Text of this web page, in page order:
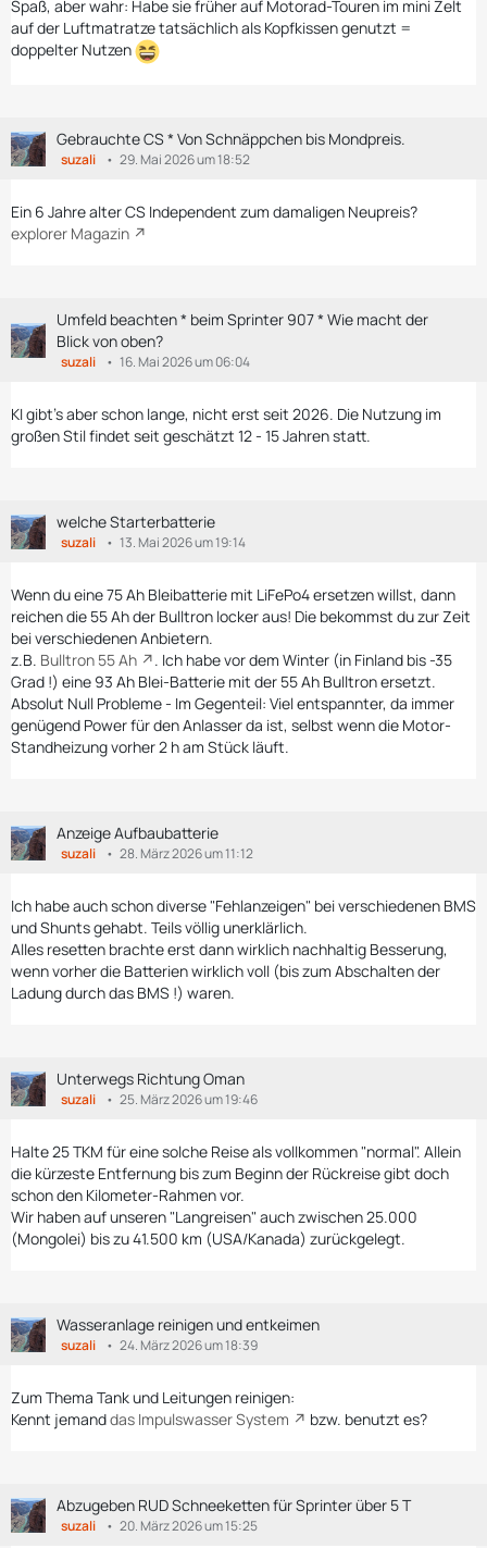
Spaß, aber wahr: Habe sie früher auf Motorad-Touren im mini Zelt
auf der Luftmatratze tatsächlich als Kopfkissen genutzt =
doppelter Nutzen
Gebrauchte CS * Von Schnäppchen bis Mondpreis.
suzali 29. Mai 2026 um 18:52
Ein 6 Jahre alter CS Independent zum damaligen Neupreis?
explorer Magazin
Umfeld beachten * beim Sprinter 907 * Wie macht der
Blick von oben?
suzali 16. Mai 2026 um 06:04
KI gibt's aber schon lange, nicht erst seit 2026. Die Nutzung im
großen Stil findet seit geschätzt 12 - 15 Jahren statt.
welche Starterbatterie
suzali 13. Mai 2026 um 19:14
Wenn du eine 75 Ah Bleibatterie mit LiFePo4 ersetzen willst, dann
reichen die 55 Ah der Bulltron locker aus! Die bekommst du zur Zeit
bei verschiedenen Anbietern.
z.B. Bulltron 55 Ah
. Ich habe vor dem Winter (in Finland bis -35
Grad !) eine 93 Ah Blei-Batterie mit der 55 Ah Bulltron ersetzt.
Absolut Null Probleme - Im Gegenteil: Viel entspannter, da immer
genügend Power für den Anlasser da ist, selbst wenn die Motor-
Standheizung vorher 2 h am Stück läuft.
Anzeige Aufbaubatterie
suzali 28. März 2026 um 11:12
Ich habe auch schon diverse "Fehlanzeigen" bei verschiedenen BMS
und Shunts gehabt. Teils völlig unerklärlich.
Alles resetten brachte erst dann wirklich nachhaltig Besserung,
wenn vorher die Batterien wirklich voll (bis zum Abschalten der
Ladung durch das BMS !) waren.
Unterwegs Richtung Oman
suzali 25. März 2026 um 19:46
Halte 25 TKM für eine solche Reise als vollkommen "normal". Allein
die kürzeste Entfernung bis zum Beginn der Rückreise gibt doch
schon den Kilometer-Rahmen vor.
Wir haben auf unseren "Langreisen" auch zwischen 25.000
(Mongolei) bis zu 41.500 km (USA/Kanada) zurückgelegt.
Wasseranlage reinigen und entkeimen
suzali 24. März 2026 um 18:39
Zum Thema Tank und Leitungen reinigen:
Kennt jemanddas Impulswasser System bzw. benutzt es?
Abzugeben RUD Schneeketten für Sprinter über 5 T
suzali 20. März 2026 um 15:25